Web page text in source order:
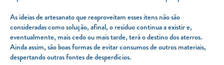
As ideias de artesanato que reaproveitam esses itens não são
consideradas como solução, afinal, o resíduo continua a existir e,
eventualmente, mais cedo ou mais tarde, terá o destino dos aterros.
Ainda assim, são boas formas de evitar consumos de outros materiais,
despertando outras fontes de desperdícios.